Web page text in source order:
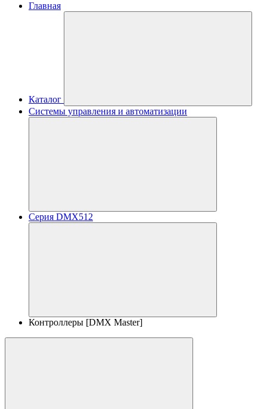
Главная
Каталог
Системы управления и автоматизации
Серия DMX512
Контроллеры [DMX Master]